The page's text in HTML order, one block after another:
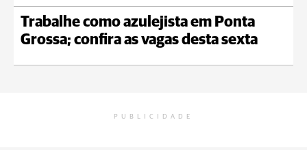
Trabalhe como azulejista em Ponta
Grossa; confira as vagas desta sexta
PUBLICIDADE